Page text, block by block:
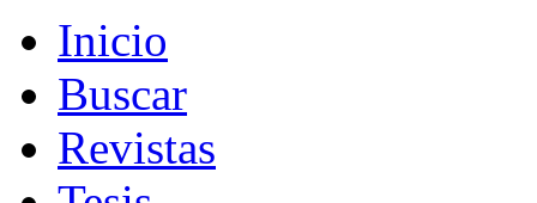
Inicio
Buscar
Revistas